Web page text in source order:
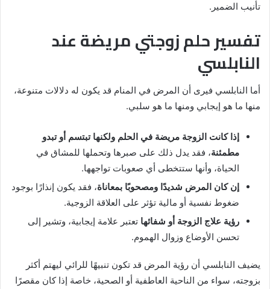
تأنيب الضمير.
تفسير حلم زوجتي مريضة عند
النابلسي
أما النابلسي فيرى أن المرض في المنام قد يكون له دلالات متنوعة،
منها ما هو إيجابي ومنها ما هو سلبي.
إذا كانت الزوجة مريضة في الحلم ولكنها تبتسم أو تبدو
مطمئنة، فقد يدل ذلك على صبرها وتحملها للمشاق في
الحياة، وأنها ستتخطى أي صعوبات تواجهها.
إن كان المرض شديدًا ومصحوبًا بمعاناة، فقد يكون إنذارًا بوجود
ضغوط نفسية أو مالية تؤثر على العلاقة الزوجية.
رؤية علاج الزوجة أو شفائها تعتبر علامة إيجابية، وتشير إلى
تحسن الأوضاع وزوال الهموم.
يضيف النابلسي أن رؤية المرض قد تكون تنبيهًا للرائي ليهتم أكثر
بزوجته، سواء من الناحية العاطفية أو الصحية، خاصة إذا كان مقصرًا